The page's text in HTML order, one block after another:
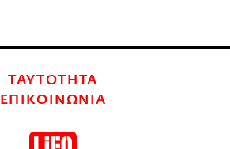
ΤΑΥΤΟΤΗΤΑ
ΕΠΙΚΟΙΝΩΝΙΑ